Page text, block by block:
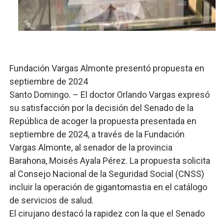
Candidato a presidente del Colegio de Notarios hace
Lee Ballester a los que se forman como agentes
Operativo Interinstitucional “Compromiso Ambiental
Fundación Vargas Almonte presentó propuesta en
septiembre de 2024
Santo Domingo. – El doctor Orlando Vargas expresó
su satisfacción por la decisión del Senado de la
República de acoger la propuesta presentada en
septiembre de 2024, a través de la Fundación
Vargas Almonte, al senador de la provincia
Barahona, Moisés Ayala Pérez. La propuesta solicita
al Consejo Nacional de la Seguridad Social (CNSS)
incluir la operación de gigantomastia en el catálogo
de servicios de salud.
El cirujano destacó la rapidez con la que el Senado